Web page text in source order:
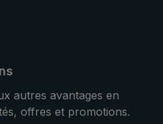
autres avantages en
offres et promotions.